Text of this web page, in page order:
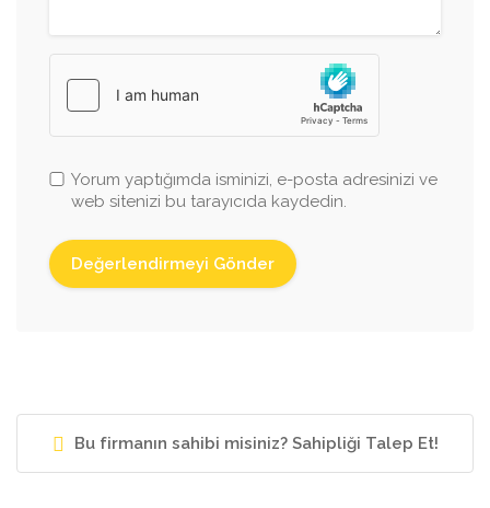
Yorum yaptığımda isminizi, e-posta adresinizi ve
web sitenizi bu tarayıcıda kaydedin.
Bu firmanın sahibi misiniz? Sahipliği Talep Et!